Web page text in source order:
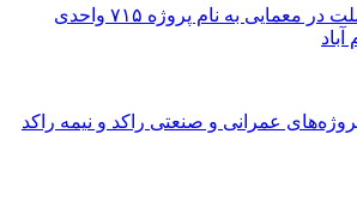
چشم انتظاری ملت در معمایی به نام پروژه ۷۱۵ واحدی
عمرانی و صنعتی راکد و نیمه راکد